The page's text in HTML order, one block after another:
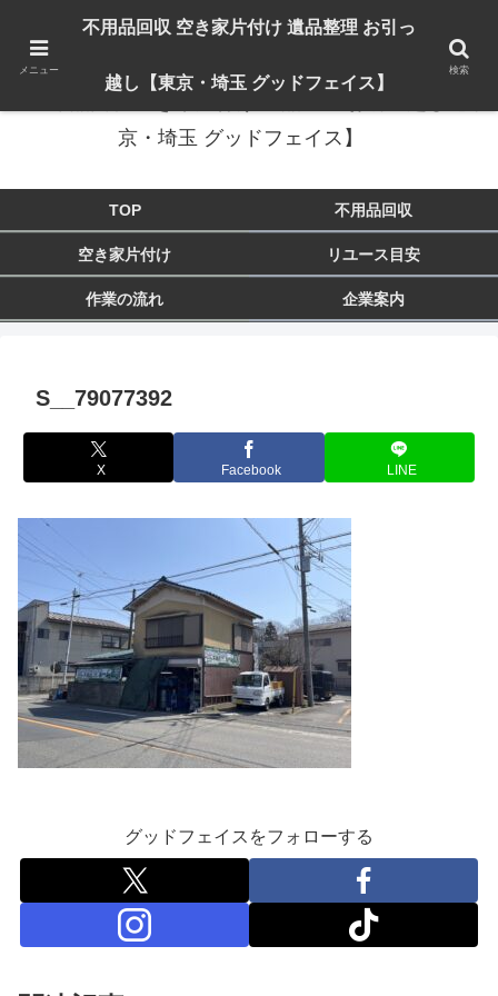
出張対応エリア：埼玉県 入間市 狭山市 飯能市 所沢市 川越市 日高市 鶴ヶ島市
京・埼玉 グッドフェイス】
TOP 不用品回収
空き家片付け リユース目安
作業の流れ 企業案内
S__79077392
X Facebook LINE
グッドフェイスをフォローする
メニュー
不用品回収 空き家片付け 遺品整理 お引っ
越し【東京・埼玉 グッドフェイス】
検索